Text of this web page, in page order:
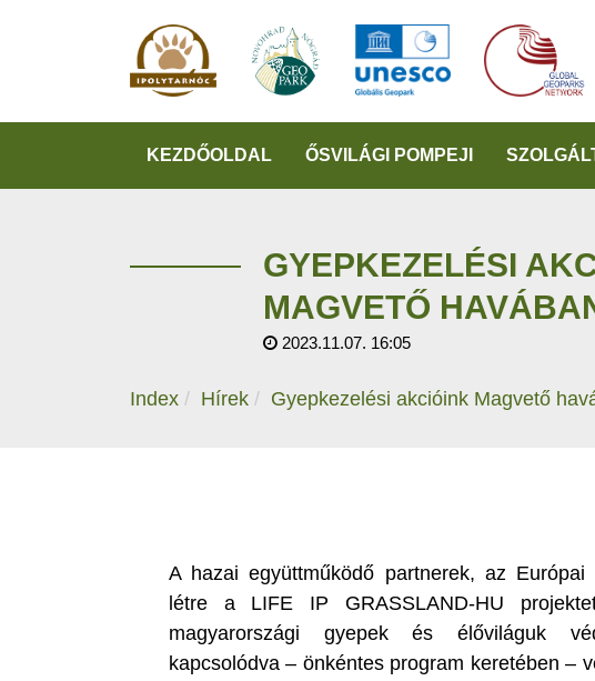
KEZDŐOLDAL ŐSVILÁGI POMPEJI
GYEPKEZELÉSI
MAGVETŐ
2023.11.07. 16:05
Index Hírek Gyepkezelési akcióink Magvető
A hazai együttműködő partnerek, az
létre a LIFE IP GRASSLAND-HU
magyarországi gyepek és élőviláguk
kapcsolódva – önkéntes program keretében –